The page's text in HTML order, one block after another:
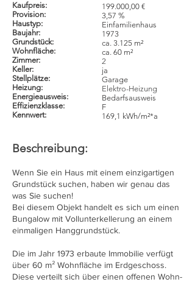
Kaufpreis:
Provision:
Haustyp:
Baujahr:
Grundstück:
Wohnfläche:
Zimmer:
Keller:
Stellplätze:
Heizung:
Energieausweis:
Effizienzklasse:
Kennwert:
199.000,00 €
3,57 %
Einfamilienhaus
1973
ca. 3.125 m²
ca. 60 m²
2
ja
Garage
Elektro-Heizung
Bedarfsausweis
F
169,1 kWh/m²*a
Beschreibung:
Wenn Sie ein Haus mit einem einzigartigen
Grundstück suchen, haben wir genau das
was Sie suchen!
Bei diesem Objekt handelt es sich um einen
Bungalow mit Vollunterkellerung an einem
einmaligen Hanggrundstück.
Die im Jahr 1973 erbaute Immobilie verfügt
über 60 m² Wohnfläche im Erdgeschoss.
Diese verteilt sich über einen offenen Wohn-